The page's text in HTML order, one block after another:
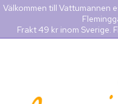
Välkommen till Vattumannen
Frakt 49 kr inom Sverige.